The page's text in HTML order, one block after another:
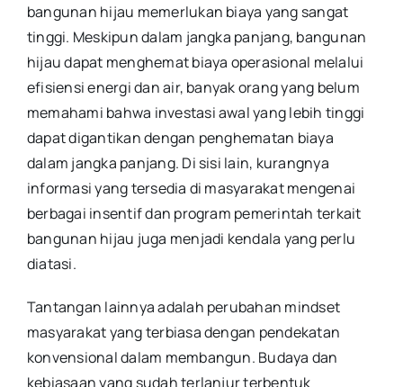
bangunan hijau memerlukan biaya yang sangat
tinggi. Meskipun dalam jangka panjang, bangunan
hijau dapat menghemat biaya operasional melalui
efisiensi energi dan air, banyak orang yang belum
memahami bahwa investasi awal yang lebih tinggi
dapat digantikan dengan penghematan biaya
dalam jangka panjang. Di sisi lain, kurangnya
informasi yang tersedia di masyarakat mengenai
berbagai insentif dan program pemerintah terkait
bangunan hijau juga menjadi kendala yang perlu
diatasi.
Tantangan lainnya adalah perubahan mindset
masyarakat yang terbiasa dengan pendekatan
konvensional dalam membangun. Budaya dan
kebiasaan yang sudah terlanjur terbentuk